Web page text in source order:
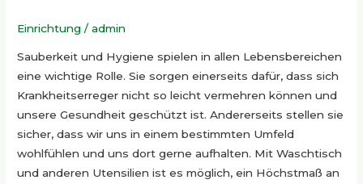
Einrichtung /admin
Sauberkeit und Hygiene spielen in allen Lebensbereichen
eine wichtige Rolle. Sie sorgen einerseits dafür, dass sich
Krankheitserreger nicht so leicht vermehren können und
unsere Gesundheit geschützt ist. Andererseits stellen sie
sicher, dass wir uns in einem bestimmten Umfeld
wohlfühlen und uns dort gerne aufhalten. Mit Waschtisch
und anderen Utensilien ist es möglich, ein Höchstmaß an